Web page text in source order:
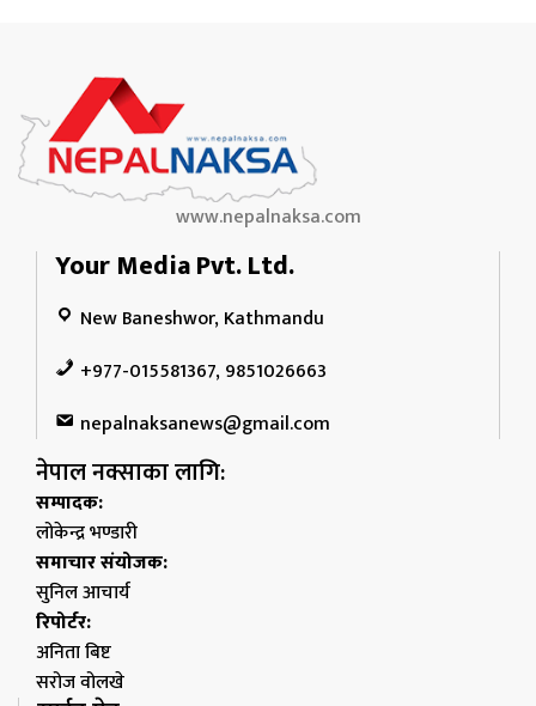
www.nepalnaksa.com
Your Media Pvt. Ltd.
New Baneshwor, Kathmandu
+977-015581367, 9851026663
nepalnaksanews@gmail.com
नेपाल नक्साका लागि:
सम्पादक:
लोकेन्द्र भण्डारी
समाचार संयोजक:
सुनिल आचार्य
रिपोर्टर:
अनिता बिष्ट
सरोज वोलखे